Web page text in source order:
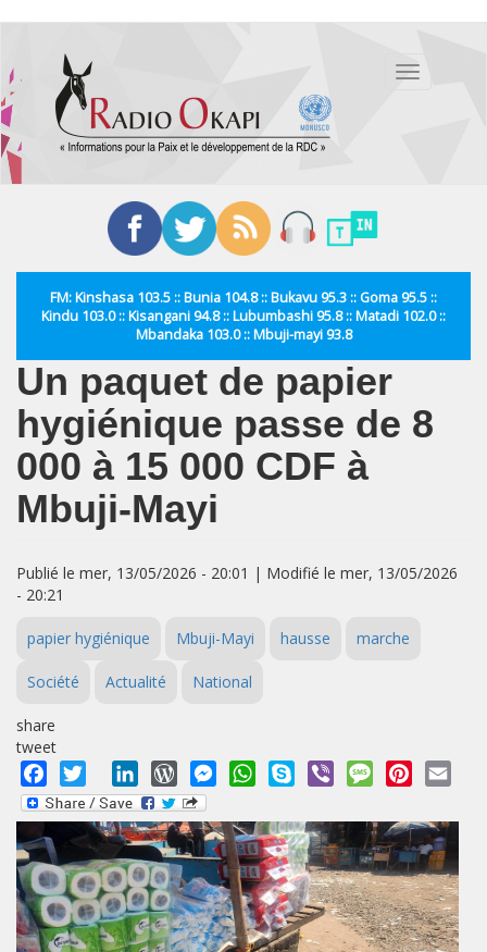
contenu
principal
Toggle
FM: Kinshasa 103.5 :: Bunia 104.8 :: Bukavu 95.3 :: Goma 95.5 ::
Kindu 103.0 :: Kisangani 94.8 :: Lubumbashi 95.8 :: Matadi 102.0 ::
Mbandaka 103.0 :: Mbuji-mayi 93.8
Un paquet de papier
hygiénique passe de 8
000 à 15 000 CDF à
Mbuji‑Mayi
Publié le mer, 13/05/2026 - 20:01 | Modifié le mer, 13/05/2026
- 20:21
papier hygiénique Mbuji-Mayi hausse marche
Société Actualité National
share
tweet
Facebook
Twitter LinkedInWordPressMessengerWhatsApp
Skype Viber MessagePinterest